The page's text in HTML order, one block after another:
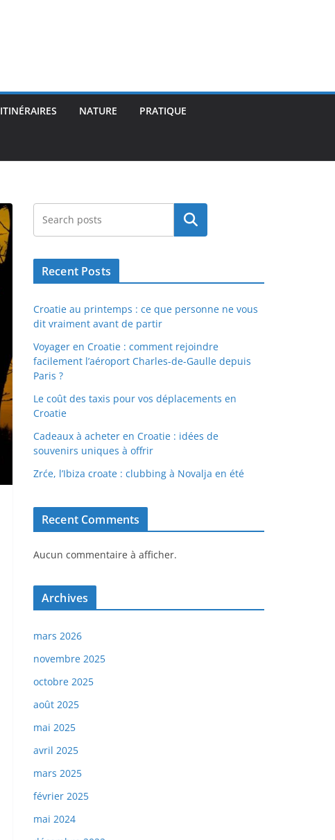
ITINÉRAIRES NATURE PRATIQUE
Rechercher
Recent Posts
Croatie au printemps : ce que personne ne vous
dit vraiment avant de partir
Voyager en Croatie : comment rejoindre
facilement l’aéroport Charles-de-Gaulle depuis
Paris ?
Le coût des taxis pour vos déplacements en
Croatie
Cadeaux à acheter en Croatie : idées de
souvenirs uniques à offrir
Zrće, l’Ibiza croate : clubbing à Novalja en été
Recent Comments
Aucun commentaire à afficher.
Archives
mars 2026
novembre 2025
octobre 2025
août 2025
mai 2025
avril 2025
mars 2025
février 2025
mai 2024